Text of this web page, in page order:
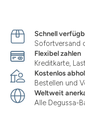
Schnell
Sofortversand
Flexibel zahlen
Kreditkarte,
Kostenlos
Bestellen und
Weltweit
Alle Degussa-